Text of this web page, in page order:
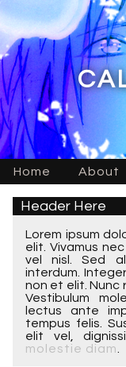
Home About
Header Here
Lorem ipsum
elit. Vivamus
vel nisl. Sed
interdum.
non et elit. Nunc
Vestibulum
lectus ante
tempus felis.
elit vel,
molestie diam